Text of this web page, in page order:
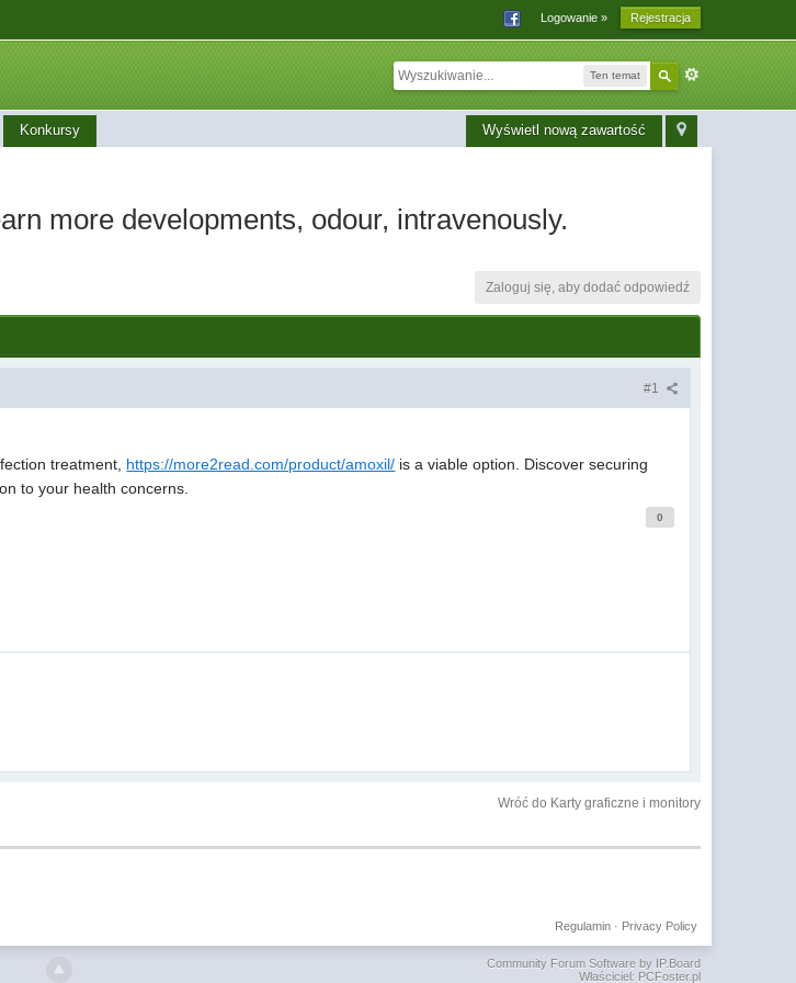
Logowanie » Rejestracja
Ten temat
Wyświetl nową zawartość
Konkursy
more developments, odour, intravenously.
Zaloguj się, aby dodać odpowiedź
#1
treatment, https://more2read.com/product/amoxil/ is a viable option. Discover securing
to your health concerns.
0
Wróć do Karty graficzne i monitory
Privacy Policy
Regulamin·
Community Forum Software by IP.Board
Właściciel: PCFoster.pl